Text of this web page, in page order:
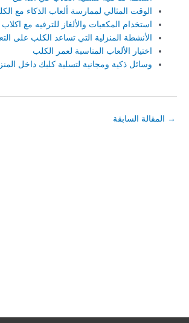
الوقت المثالي لممارسة ألعاب الذكاء مع
استخدام المكعبات والألغاز للترفيه مع اكلاب
الأنشطة المنزلية التي تساعد الكلب على
اختيار الألعاب المناسبة لعمر الكلب
وسائل ذكية ومجانية لتسلية كلبك داخل
→ المقالة السابقة